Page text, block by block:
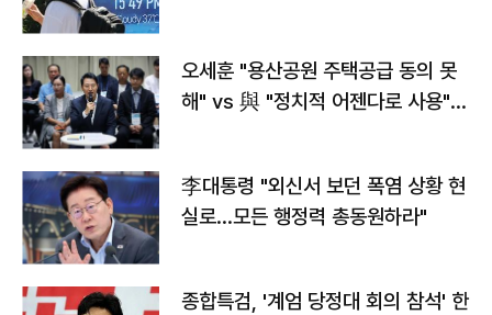
오세훈 "용산공원 주택공급 동의 못
해" vs 與 "정치적 어젠다로 사용"
李대통령 "외신서 보던 폭염 상황 현
실로…모든 행정력 총동원하라"
종합특검, '계엄 당정대 회의 참석' 한